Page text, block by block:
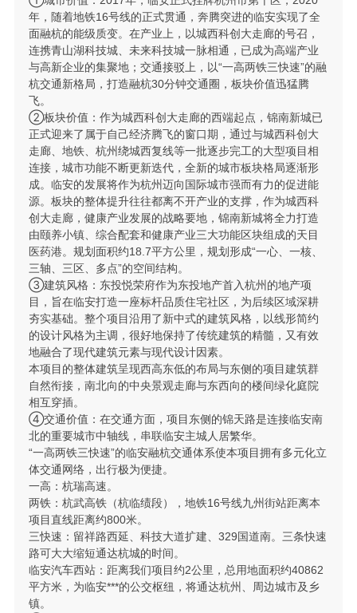
年，随着地铁16号线的正式贯通，奔腾突进的临安实现了全
面融杭的能级质变。在产业上，以城西科创大走廊的号召，
连携青山湖科技城、未来科技城一脉相通，已成为高端产业
与高新企业的集聚地；交通接驳上，以“一高两铁三快速”的融
杭交通新格局，打造融杭30分钟交通圈，板块价值迅猛腾
飞。
②板块价值：作为城西科创大走廊的西端起点，锦南新城已
正式迎来了属于自己经济腾飞的窗口期，通过与城西科创大
走廊、地铁、杭州绕城西复线等一批逐步完工的大型项目相
连接，城市功能不断更新迭代，全新的城市板块格局逐渐形
成。临安的发展将作为杭州迈向国际城市强而有力的促进能
源。板块的整体提升往往都离不开产业的支撑，作为城西科
创大走廊，健康产业发展的战略要地，锦南新城将全力打造
由颐养小镇、综合配套和健康产业三大功能区块组成的天目
医药港。规划面积约18.7平方公里，规划形成“一心、一核、
三轴、三区、多点”的空间结构。
③建筑风格：东投悦荣府作为东投地产首入杭州的地产项
目，旨在临安打造一座标杆品质住宅社区，为后续区域深耕
夯实基础。整个项目沿用了新中式的建筑风格，以线形简约
的设计风格为主调，很好地保持了传统建筑的精髓，又有效
地融合了现代建筑元素与现代设计因素。
本项目的整体建筑呈现西高东低的布局与东侧的项目建筑群
自然衔接，南北向的中央景观走廊与东西向的楼间绿化庭院
相互穿插。
④交通价值：在交通方面，项目东侧的锦天路是连接临安南
北的重要城市中轴线，串联临安主城人居繁华。
“一高两铁三快速”的临安融杭交通体系使本项目拥有多元化立
体交通网络，出行极为便捷。
一高：杭瑞高速。
两铁：杭武高铁（杭临绩段），地铁16号线九州街站距离本
项目直线距离约800米。
三快速：留祥路西延、科技大道扩建、329国道南。三条快速
路可大大缩短通达杭城的时间。
临安汽车西站：距离我们项目约2公里，总用地面积约40862
平方米，为临安***的公交枢纽，将通达杭州、周边城市及乡
镇。